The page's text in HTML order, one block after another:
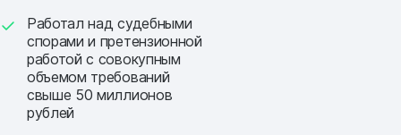
Работал над судебными
спорами и претензионной
работой с совокупным
объемом требований
свыше 50 миллионов
рублей